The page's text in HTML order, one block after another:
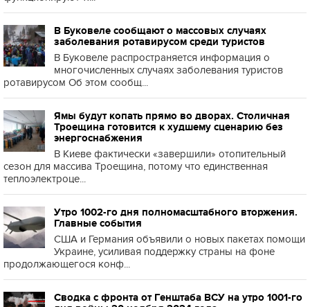
В Буковеле сообщают о массовых случаях
заболевания ротавирусом среди туристов
В Буковеле распространяется информация о
многочисленных случаях заболевания туристов
ротавирусом Об этом сообщ...
Ямы будут копать прямо во дворах. Столичная
Троещина готовится к худшему сценарию без
энергоснабжения
В Киеве фактически «завершили» отопительный
сезон для массива Троещина, потому что единственная
теплоэлектроце...
Утро 1002-го дня полномасштабного вторжения.
Главные события
США и Германия объявили о новых пакетах помощи
Украине, усиливая поддержку страны на фоне
продолжающегося конф...
Сводка с фронта от Генштаба ВСУ на утро 1001-го